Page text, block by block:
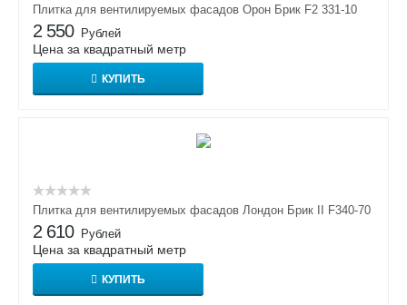
Плитка для вентилируемых фасадов Орон Брик F2 331-10
2 550 Рублей
Цена за квадратный метр
КУПИТЬ
Плитка для вентилируемых фасадов Лондон Брик II F340-70
2 610 Рублей
Цена за квадратный метр
КУПИТЬ